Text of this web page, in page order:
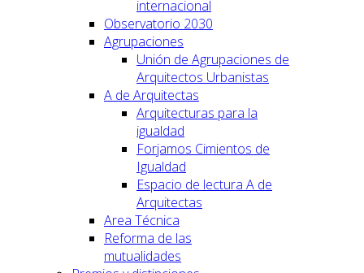
internacional
Observatorio 2030
Agrupaciones
Unión de Agrupaciones de
Arquitectos Urbanistas
A de Arquitectas
Arquitecturas para la
igualdad
Forjamos Cimientos de
Igualdad
Espacio de lectura A de
Arquitectas
Area Técnica
Reforma de las
mutualidades